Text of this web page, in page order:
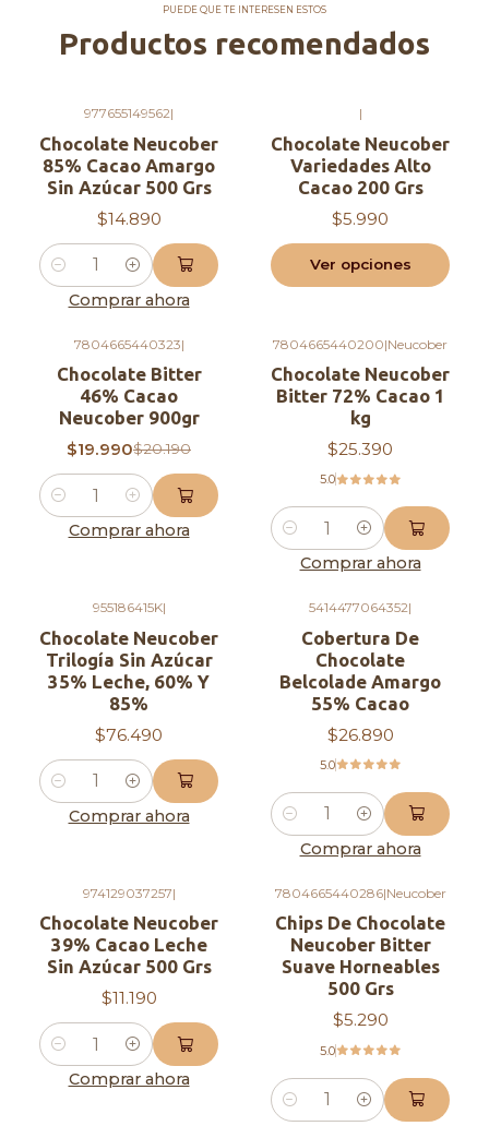
- Sin gluten: Apto para dietas celiácas
- Sabor: Intenso y amargo, ideal para
- Uso: Perfecto para repostería,
bombonería, ganaches y más
- Disfruta de la calidad premium y el sabor
puro del cacao con este chocolate bitter,
diseñado para elevar tus creaciones
culinarias al siguiente nivel.
PUEDE QUE TE INTERESEN ESTOS
Productos recomendados
977655149562|
Chocolate Neucober
85% Cacao Amargo
Sin Azúcar 500 Grs
$14.890
Cantidad
Comprar ahora
|
Chocolate Neucober
Variedades Alto
Cacao 200 Grs
$5.990
Ver opciones
OFF
7804665440323|
Chocolate Bitter
46% Cacao
Neucober 900gr
$19.990$20.190
Cantidad
Comprar ahora
7804665440200|Neucober
Chocolate Neucober
Bitter 72% Cacao 1
kg
$25.390
5.0
Cantidad
Comprar ahora
955186415K|
Chocolate Neucober
Trilogía Sin Azúcar
35% Leche, 60% Y
85%
$76.490
Cantidad
Comprar ahora
5414477064352|
Cobertura De
Chocolate
Belcolade Amargo
55% Cacao
$26.890
5.0
Cantidad
Comprar ahora
974129037257|
Chocolate Neucober
39% Cacao Leche
Sin Azúcar 500 Grs
$11.190
Cantidad
Comprar ahora
7804665440286|Neucober
Chips De Chocolate
Neucober Bitter
Suave Horneables
500 Grs
$5.290
5.0
Cantidad